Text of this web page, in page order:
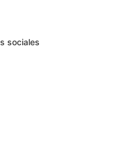
sociales